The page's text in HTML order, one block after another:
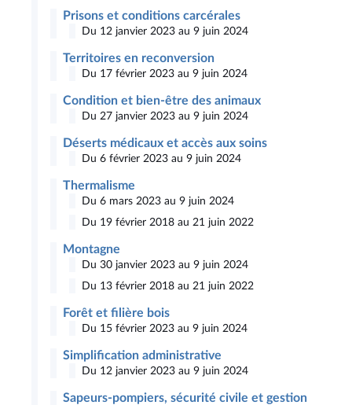
Prisons et conditions carcérales
Du 12 janvier 2023 au 9 juin 2024
Territoires en reconversion
Du 17 février 2023 au 9 juin 2024
Condition et bien-être des animaux
Du 27 janvier 2023 au 9 juin 2024
Déserts médicaux et accès aux soins
Du 6 février 2023 au 9 juin 2024
Thermalisme
Du 6 mars 2023 au 9 juin 2024
Du 19 février 2018 au 21 juin 2022
Montagne
Du 30 janvier 2023 au 9 juin 2024
Du 13 février 2018 au 21 juin 2022
Forêt et filière bois
Du 15 février 2023 au 9 juin 2024
Simplification administrative
Du 12 janvier 2023 au 9 juin 2024
Sapeurs-pompiers, sécurité civile et gestion